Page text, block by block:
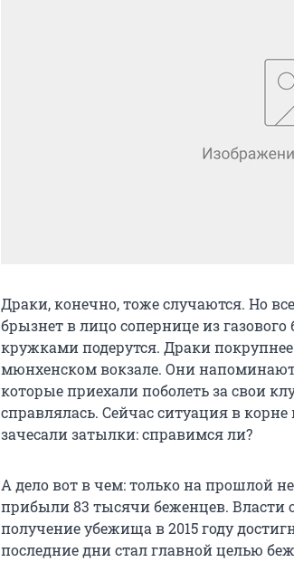
Драки, конечно, тоже случаются. Но
брызнет в лицо сопернице из
кружками подерутся. Драки
мюнхенском вокзале. Они
которые приехали поболеть за свои
справлялась. Сейчас ситуация в
зачесали затылки: справимся ли?
А дело вот в чем: только на прошлой
прибыли 83 тысячи беженцев. Власти
получение убежища в 2015 году
последние дни стал главной целью